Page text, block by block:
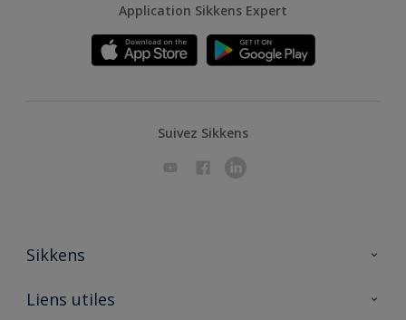
Application Sikkens Expert
Suivez Sikkens
Sikkens
A propos de Sikkens
Liens utiles